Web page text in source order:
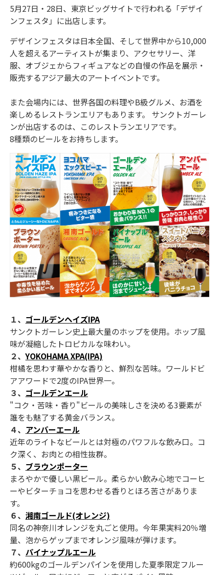
5月27日・28日、東京ビッグサイトで行われる「デザイ
ンフェスタ」に出店します。
デザインフェスタは日本全国、そして世界中から10,000
人を超えるアーティストが集まり、アクセサリー、洋
服、オブジェからフィギュアなどの自慢の作品を展示・
販売するアジア最大のアートイベントです。
また会場内には、世界各国の料理やB級グルメ、お酒を
楽しめるレストランエリアもあります。 サンクトガーレ
ンが出店するのは、このレストランエリアです。
8種類のビールをお持ちします。
１、 ゴールデンヘイズIPA
サンクトガーレン史上最大量のホップを使用。ホップ風
味が凝縮したトロピカルな味わい。
２、YOKOHAMA XPA(IPA)
柑橘を思わす華やかな香りと、鮮烈な苦味。ワールドビ
アアワードで2度のIPA世界一。
３、 ゴールデンエール
"コク・苦味・香り"ビールの美味しさを決める3要素が
誰をも魅了する黄金バランス。
４、 アンバーエール
近年のライトなビールとは対極のパワフルな飲み口。コ
ク深く、お肉との相性抜群。
５、 ブラウンポーター
まろやかで優しい黒ビール。柔らかい飲み心地でコーヒ
ーやビターチョコを思わせる香りとほろ苦さがありま
す。
６、 湘南ゴールド(オレンジ)
同名の神奈川オレンジを丸ごと使用。今年果実料20％増
量、泡からゲップまでオレンジ風味が弾けます。
７、 パイナップルエール
約600kgのゴールデンパインを使用した夏季限定フルー